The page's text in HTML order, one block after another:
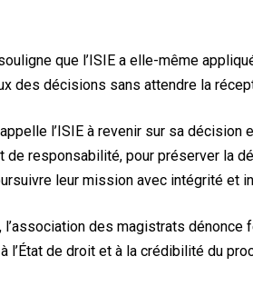
que l’ISIE a elle-même
des décisions sans attendre la
l’ISIE à revenir sur sa
de responsabilité, pour préserver la
leur mission avec intégrité et
l’association des magistrats
l’État de droit et à la crédibilité du